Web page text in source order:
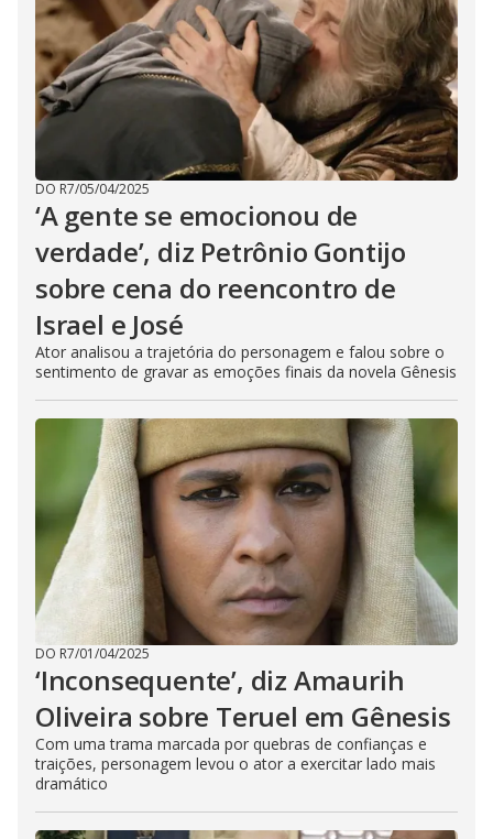
DO R7/05/04/2025
‘A gente se emocionou de
verdade’, diz Petrônio Gontijo
sobre cena do reencontro de
Israel e José
Ator analisou a trajetória do personagem e falou sobre o
sentimento de gravar as emoções finais da novela Gênesis
DO R7/01/04/2025
‘Inconsequente’, diz Amaurih
Oliveira sobre Teruel em Gênesis
Com uma trama marcada por quebras de confianças e
traições, personagem levou o ator a exercitar lado mais
dramático